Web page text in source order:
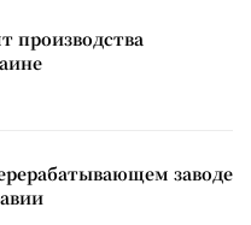
производства
заводе